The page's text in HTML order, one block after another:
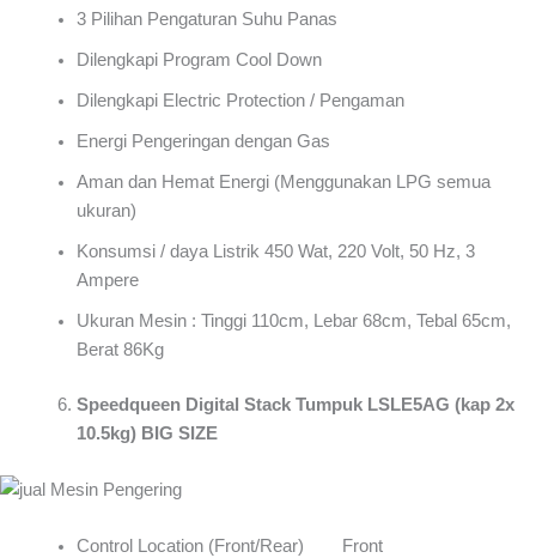
3 Pilihan Pengaturan Suhu Panas
Dilengkapi Program Cool Down
Dilengkapi Electric Protection / Pengaman
Energi Pengeringan dengan Gas
Aman dan Hemat Energi (Menggunakan LPG semua
ukuran)
Konsumsi / daya Listrik 450 Wat, 220 Volt, 50 Hz, 3
Ampere
Ukuran Mesin : Tinggi 110cm, Lebar 68cm, Tebal 65cm,
Berat 86Kg
Speedqueen Digital Stack Tumpuk LSLE5AG (kap 2x
10.5kg) BIG SIZE
Control Location (Front/Rear) Front